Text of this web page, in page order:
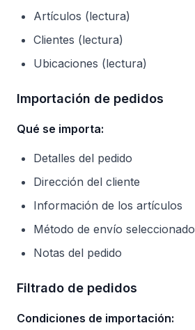
Artículos (lectura)
Clientes (lectura)
Ubicaciones (lectura)
Importación de pedidos
Qué se importa:
Detalles del pedido
Dirección del cliente
Información de los artículos
Método de envío seleccionado
Notas del pedido
Filtrado de pedidos
Condiciones de importación: